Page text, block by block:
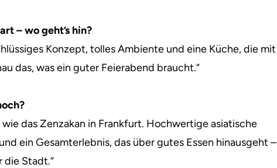
– wo geht’s hin?
Konzept, tolles Ambiente und eine Küche, die mit
das, was ein guter Feierabend braucht.“
das Zenzakan in Frankfurt. Hochwertige asiatische
ein Gesamterlebnis, das über gutes Essen hinausgeht –
die Stadt.“